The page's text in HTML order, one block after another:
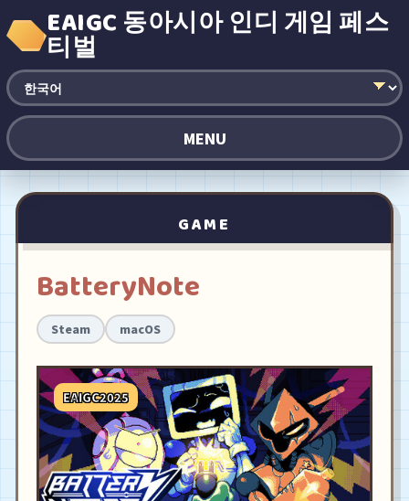
EAIGC 동아시아 인디 게임 페스
티벌
MENU
GAME
BatteryNote
Steam macOS
EAIGC2025